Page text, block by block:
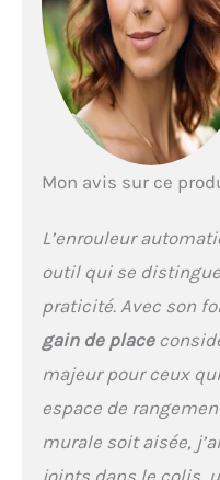
Mon avis sur ce
L’enrouleur
outil qui se
praticité. Avec son
gain de place
majeur pour ceux
espace de
murale soit aisée,